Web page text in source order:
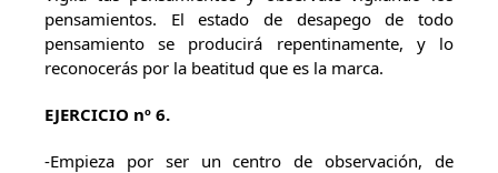
pensamientos. El estado de desapego de todo
pensamiento se producirá repentinamente, y lo
reconocerás por la beatitud que es la marca.
EJERCICIO nº 6.
-Empieza por ser un centro de observación, de